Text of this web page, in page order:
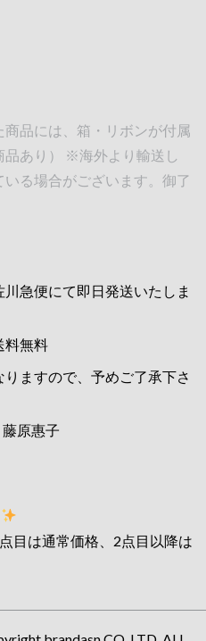
品には、箱・リボンが付属
品あり） ※海外より輸送し
る場合がございます。御了
急便にて即日発送いたしま
料無料
ますので、予めご了承下さ
藤原惠子
目は通常価格、2点目以降は